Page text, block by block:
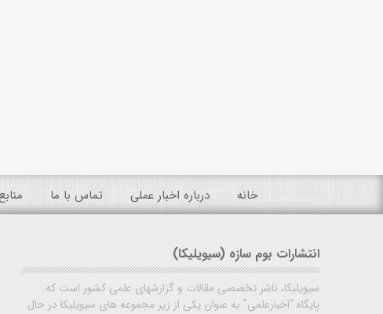
خانه درباره اخبار عملی تماس با ما
انتشارات بوم سازه (سیویلیکا)
سیویلیکا، ناشر تخصصی مقالات و گزارشهای علمی کشور است که
پایگاه "اخبارعلمی" به عنوان یکی از زیر مجموعه های سیویلیکا در حال